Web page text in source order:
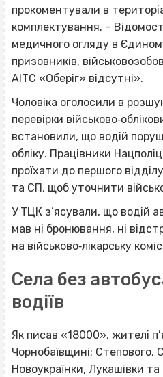
прокоментували в
комплектування. –
медичного огляду в
призовників,
АІТС «Оберіг» відсутні».
Чоловіка оголосили в
перевірки
встановили, що водій
обліку. Працівники
проїхати до першого
та СП, щоб уточнити
У ТЦК з’ясували, що водій
мав ні бронювання, ні
на військово‐лікарську
Села без
водіїв
Як писав «18000», жителі
Чорнобаївщині: Степового,
Новоукраїнки, Лукашівки